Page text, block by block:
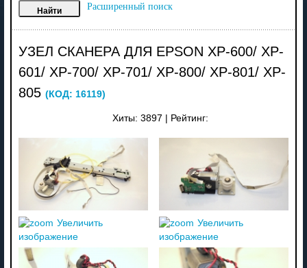
Расширенный поиск
УЗЕЛ СКАНЕРА ДЛЯ EPSON XP-600/ XP-
601/ XP-700/ XP-701/ XP-800/ XP-801/ XP-
805 (КОД: 16119)
Хиты: 3897 Рейтинг:
Увеличить
изображение
Увеличить
изображение